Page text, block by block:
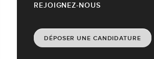
REJOIGNEZ-NOUS
DÉPOSER UNE CANDIDATURE